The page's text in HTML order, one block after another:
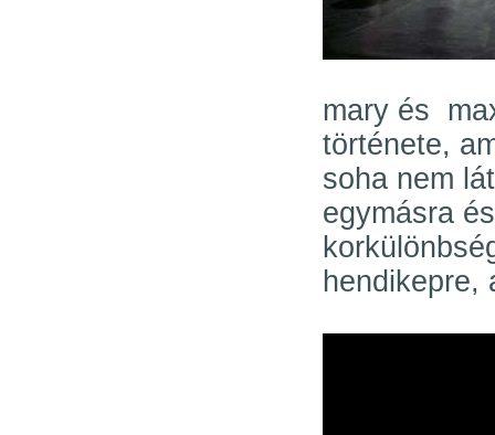
mary és
története,
soha nem
egymásra
hendikepre,